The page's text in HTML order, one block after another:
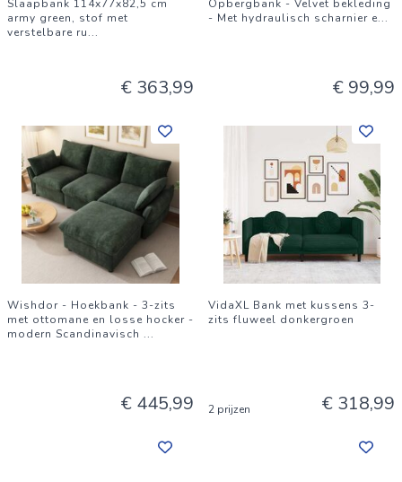
Slaapbank 114x77x82,5 cm
army green, stof met
verstelbare ru...
€ 363,99
Opbergbank - Velvet bekleding
- Met hydraulisch scharnier e...
€ 99,99
Wishdor - Hoekbank - 3-zits
met ottomane en losse hocker -
modern Scandinavisch ...
€ 445,99
VidaXL Bank met kussens 3-
zits fluweel donkergroen
2 prijzen € 318,99